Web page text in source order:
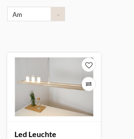
Am
Led Leuchte